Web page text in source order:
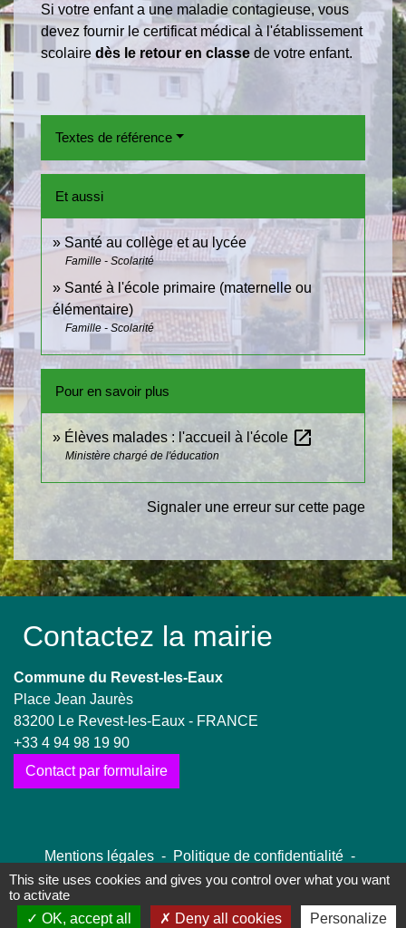
Si votre enfant a une maladie contagieuse, vous
devez fournir le certificat médical à l'établissement
scolaire dès le retour en classe de votre enfant.
Textes de référence
Et aussi
Santé au collège et au lycée
Famille - Scolarité
Santé à l'école primaire (maternelle ou
élémentaire)
Famille - Scolarité
Pour en savoir plus
Élèves malades : l'accueil à l'école open_in_new
Ministère chargé de l'éducation
Signaler une erreur sur cette page
Contactez la mairie
Commune du Revest-les-Eaux
Place Jean Jaurès
83200 Le Revest-les-Eaux - FRANCE
+33 4 94 98 19 90
Contact par formulaire
Mentions légales - Politique de confidentialité -
Accessibilité - Plan du site - Gestion des cookies
Site créé en partenariat avec Réseau des Communes
This site uses cookies and gives you control over what you want
to activate
OK, accept all
Deny all cookies Personalize